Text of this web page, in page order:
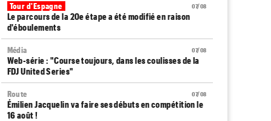
07/08
Tour d'Espagne
Le parcours de la 20e étape a été modifié en raison
d'éboulements
07/08
Média
Web-série : "Course toujours, dans les coulisses de la
FDJ United Series"
07/08
Route
Émilien Jacquelin va faire ses débuts en compétition le
16 août !